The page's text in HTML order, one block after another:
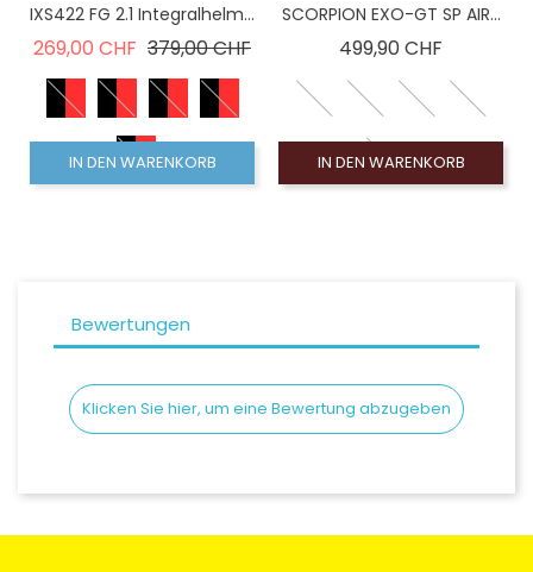
IXS422 FG 2.1 Integralhelm...
269,00 CHF Verkaufspreis
379,00 CHFPreis
IN DEN WARENKORB
SCORPION EXO-GT SP AIR...
499,90 CHF
IN DEN WARENKORB
Bewertungen
Klicken Sie hier, um eine Bewertung abzugeben